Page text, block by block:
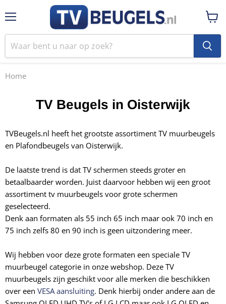
Home
TV Beugels in Oisterwijk
TVBeugels.nl heeft het grootste assortiment TV muurbeugels
en Plafondbeugels van Oisterwijk.
De laatste trend is dat TV schermen steeds groter en
betaalbaarder worden. Juist daarvoor hebben wij een groot
assortiment tv muurbeugels voor grote schermen
geselecteerd.
Denk aan formaten als 55 inch 65 inch maar ook 70 inch en
75 inch zelfs 80 en 90 inch is geen uitzondering meer.
Wij hebben voor deze grote formaten een speciale TV
muurbeugel categorie in onze webshop. Deze TV
muurbeugels zijn geschikt voor alle merken die beschikken
over een VESA aansluiting. Denk hierbij onder andere aan de